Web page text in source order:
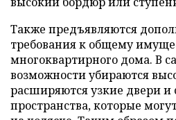
Также предъявляются
требования к общему
многоквартирного дома. В
возможности убираются
расширяются узкие двери и
пространства, которые